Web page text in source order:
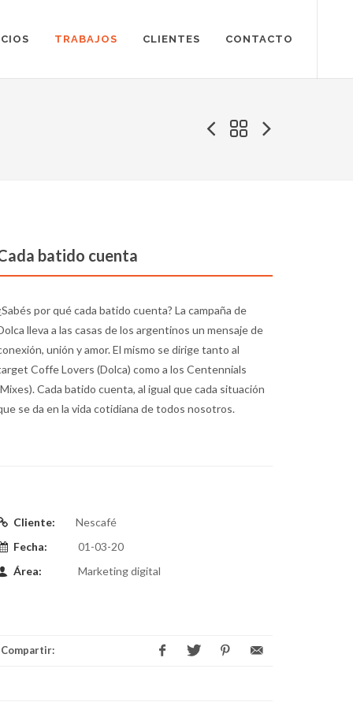
TRABAJOS CLIENTES CONTACTO
batido cuenta
por qué cada batido cuenta? La campaña de
lleva a las casas de los argentinos un mensaje de
unión y amor. El mismo se dirige tanto al
Coffe Lovers (Dolca) como a los Centennials
Cada batido cuenta, al igual que cada situación
se da en la vida cotidiana de todos nosotros.
Cliente:
Nescafé
Fecha:
01-03-20
Área:
Marketing digital
Compartir: